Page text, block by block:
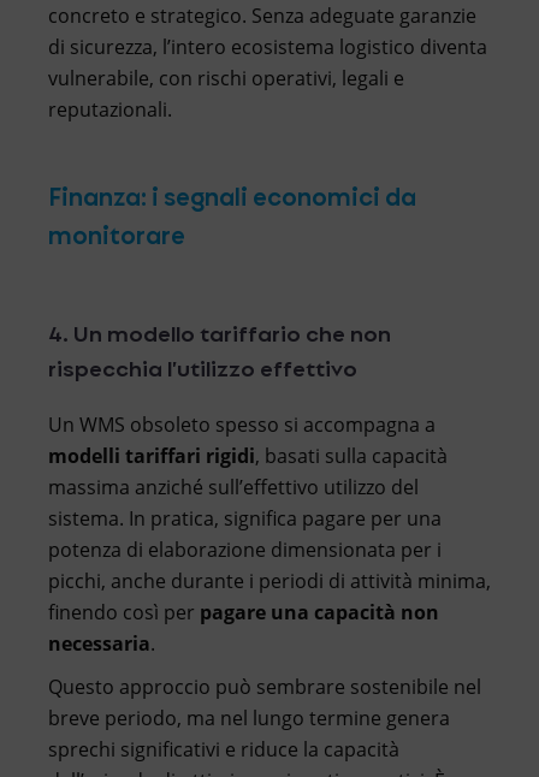
concreto e strategico. Senza adeguate garanzie
di sicurezza, l’intero ecosistema logistico diventa
vulnerabile, con rischi operativi, legali e
reputazionali.
Finanza: i segnali economici da
monitorare
4. Un modello tariffario che non
rispecchia l’utilizzo effettivo
Un WMS obsoleto spesso si accompagna a
modelli tariffari rigidi, basati sulla capacità
massima anziché sull’effettivo utilizzo del
sistema. In pratica, significa pagare per una
potenza di elaborazione dimensionata per i
picchi, anche durante i periodi di attività minima,
finendo così per pagare una capacità non
necessaria.
Questo approccio può sembrare sostenibile nel
breve periodo, ma nel lungo termine genera
sprechi significativi e riduce la capacità